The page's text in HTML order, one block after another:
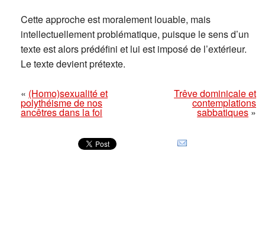
Cette approche est moralement louable, mais
intellectuellement problématique, puisque le sens d’un
texte est alors prédéfini et lui est imposé de l’extérieur.
Le texte devient prétexte.
« (Homo)sexualité et
polythéisme de nos
ancêtres dans la foi
Trêve dominicale et
contemplations
sabbatiques»